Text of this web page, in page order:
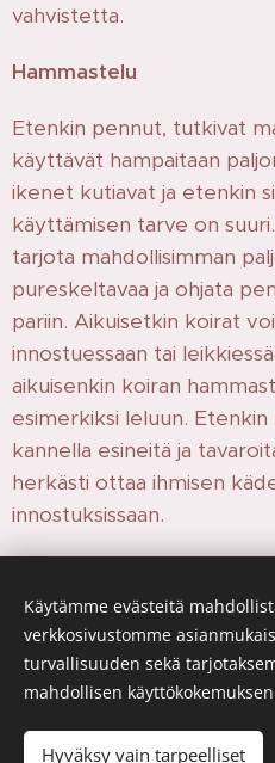
vahvistetta.
Hammastelu
Etenkin pennut, tutkivat
käyttävät hampaitaan
ikenet kutiavat ja etenkin
käyttämisen tarve on
tarjota mahdollisimman
pureskeltavaa ja ohjata
pariin. Aikuisetkin koirat
innostuessaan tai
aikuisenkin koiran
esimerkiksi leluun.
kannella esineitä ja
herkästi ottaa ihmisen
innostuksissaan.
Share
© 2026Tassunjäljissä.
Käytämme evästeitä
verkkosivustomme
turvallisuuden sekä
mahdollisen
Hyväksy vain tarpeelliset